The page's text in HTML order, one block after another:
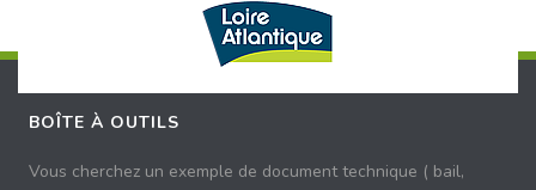
BOÎTE À OUTILS
Vous cherchez un exemple de document technique ( bail,